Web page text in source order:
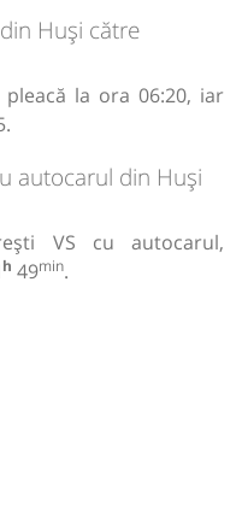
Huși către
la ora 06:20, iar
autocarul din Huși
VS cu autocarul,
h 49min.